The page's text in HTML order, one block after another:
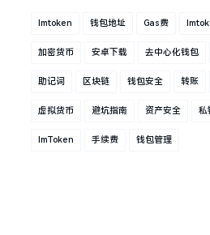
Imtoken 钱包地址 Gas费
加密货币 安卓下载 去中心化钱包
助记词 区块链 钱包安全 转账
虚拟货币 避坑指南 资产安全 私
ImToken 手续费 钱包管理